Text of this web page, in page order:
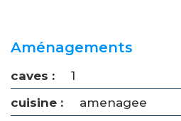
Aménagements
caves :
1
cuisine :
amenagee